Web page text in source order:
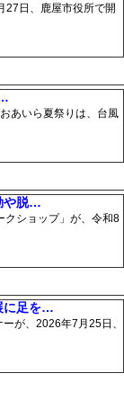
27日、鹿屋市役所で開
あいら夏祭りは、台風
や脱…
ショップ」が、令和8
に足を…
が、2026年7月25日、